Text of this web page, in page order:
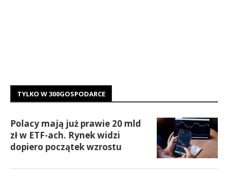
TYLKO W 300GOSPODARCE
Polacy mają już prawie 20 mld
zł w ETF-ach. Rynek widzi
dopiero początek wzrostu